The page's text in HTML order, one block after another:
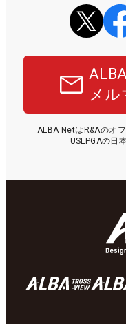
メル
ALBA NetはR&Aのオ
USLPGAの日